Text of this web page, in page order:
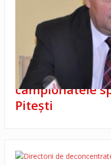
După Moş
campionatele
Piteşti